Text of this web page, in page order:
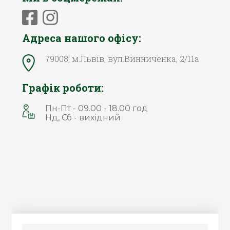
Адреса нашого офісу:
79008, м.Львів, вул.Винниченка, 2/11а
Графік роботи:
Пн-Пт - 09.00 - 18.00 год
Нд, Сб - вихідний